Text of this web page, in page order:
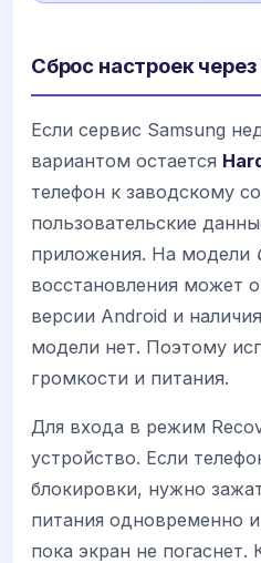
Сброс настроек
Если сервис Samsung
вариантом остается
телефон к заводскому
пользовательские
приложения. На модели
восстановления может
версии Android и
модели нет. Поэтому
громкости и питания.
Для входа в режим
устройство. Если
блокировки, нужно
питания одновременно
пока экран не погаснет.